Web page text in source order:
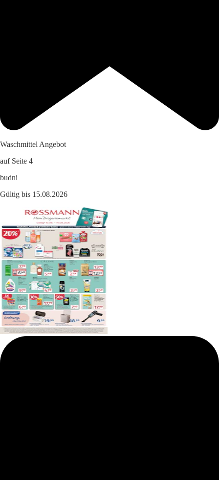
Waschmittel Angebot
auf Seite 4
budni
Gültig bis 15.08.2026